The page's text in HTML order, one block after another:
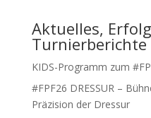
Aktuelles,
Turnierberichte
KIDS-Programm zum
#FPF26 DRESSUR –
Präzision der Dressur